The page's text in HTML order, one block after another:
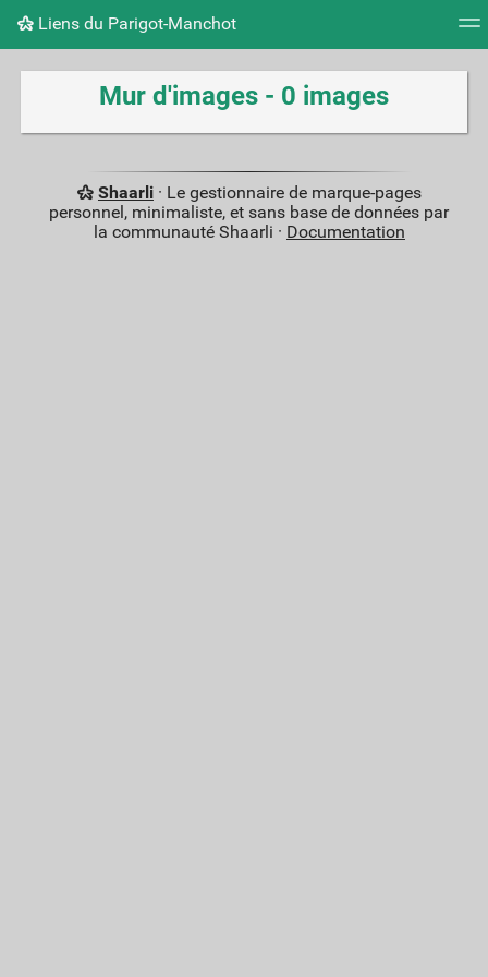
Liens du Parigot-Manchot
Nuage de tags Mur d'images Quotidien Flux
Mur d'images - 0 images
Shaarli· Le gestionnaire de marque-pages
personnel, minimaliste, et sans base de données par
la communauté Shaarli · Documentation